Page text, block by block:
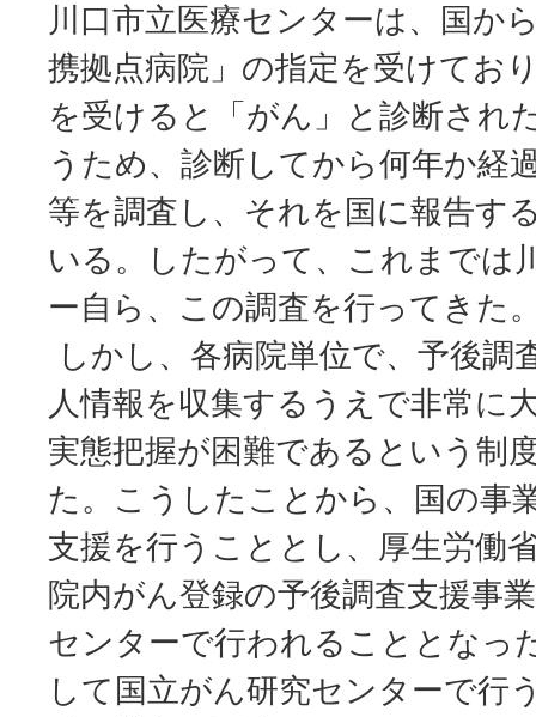
川口市立医療センターは、国か
携拠点病院」の指定を受けてお
を受けると「がん」と診断され
うため、診断してから何年か経
等を調査し、それを国に報告す
いる。したがって、これまでは
ー自ら、この調査を行ってきた
しかし、各病院単位で、予後調
人情報を収集するうえで非常に
実態把握が困難であるという制
た。こうしたことから、国の事
支援を行うこととし、厚生労働
院内がん登録の予後調査支援事
センターで行われることとなっ
して国立がん研究センターで行